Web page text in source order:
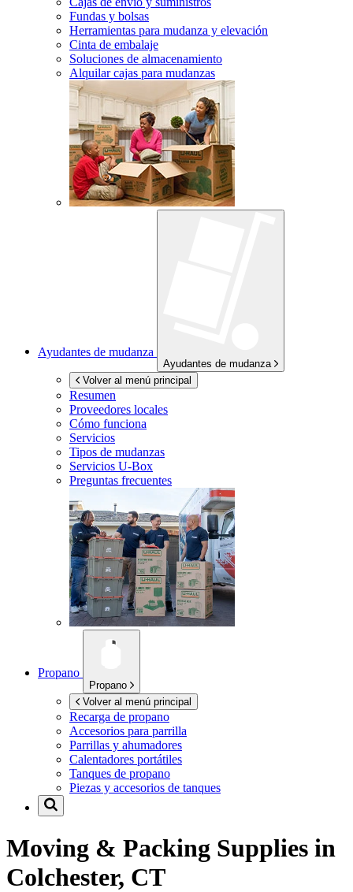
Fundas y bolsas
Herramientas para mudanza y elevación
Cinta de embalaje
Soluciones de almacenamiento
Alquilar cajas para mudanzas
Ayudantes de mudanza
Ayudantes de mudanza
Volver al menú principal
Resumen
Proveedores locales
Cómo funciona
Servicios
Tipos de mudanzas
Servicios U-Box
Preguntas frecuentes
Propano
Propano
Volver al menú principal
Recarga de propano
Accesorios para parrilla
Parrillas y ahumadores
Calentadores portátiles
Tanques de propano
Piezas y accesorios de tanques
Moving & Packing Supplies in
Colchester, CT